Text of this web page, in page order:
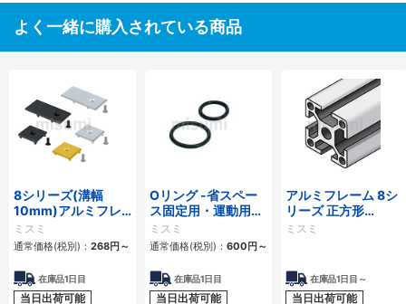
よく一緒に購入されている商品
8シリーズ(溝幅
10mm)アルミフレ
ーム用フレームキャ
ップ ボルト止めタ
イプ
ミスミ
通常価格(税別)： 268円 ～
在庫品1日目
当日出荷可能
Oリング -省スペー
ス固定用・運動用・
固定用-
ミスミ
通常価格(税別)： 600円 ～
在庫品1日目
当日出荷可能
アルミフレーム 8シ
リーズ 正方形
40×40mm 1列溝 4
ミスミ
在庫品1日目～
当日出荷可能